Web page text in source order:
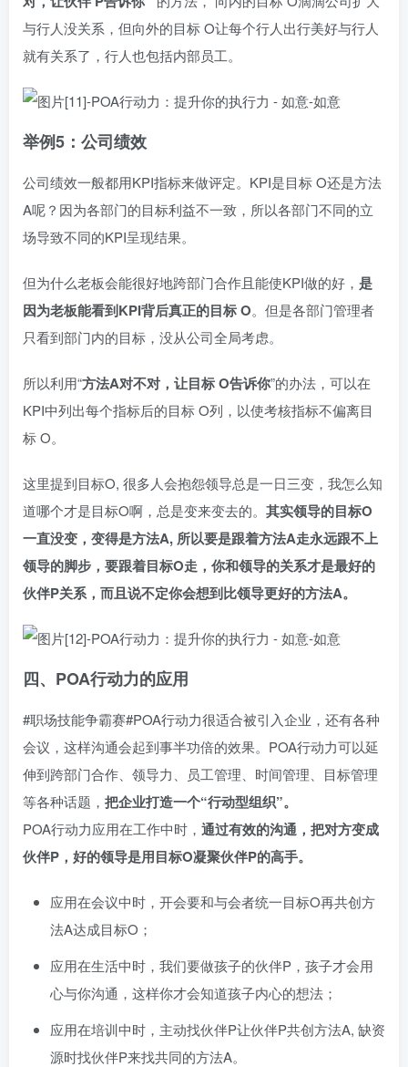
与行人没关系，但向外的目标 O让每个行人出行美好与行人
就有关系了，行人也包括内部员工。
举例5：公司绩效
公司绩效一般都用KPI指标来做评定。KPI是目标 O还是方法
A呢？因为各部门的目标利益不一致，所以各部门不同的立
场导致不同的KPI呈现结果。
但为什么老板会能很好地跨部门合作且能使KPI做的好， 是
因为老板能看到KPI背后真正的目标 O。但是各部门管理者
只看到部门内的目标，没从公司全局考虑。
所以利用“方法A对不对，让目标 O告诉你”的办法，可以在
KPI中列出每个指标后的目标 O列，以使考核指标不偏离目
标 O。
这里提到目标O, 很多人会抱怨领导总是一日三变，我怎么知
道哪个才是目标O啊，总是变来变去的。 其实领导的目标O
一直没变，变得是方法A, 所以要是跟着方法A走永远跟不上
领导的脚步，要跟着目标O走，你和领导的关系才是最好的
伙伴P关系，而且说不定你会想到比领导更好的方法A。
四、POA行动力的应用
#职场技能争霸赛#POA行动力很适合被引入企业，还有各种
会议，这样沟通会起到事半功倍的效果。POA行动力可以延
伸到跨部门合作、领导力、员工管理、时间管理、目标管理
等各种话题， 把企业打造一个“行动型组织”。
POA行动力应用在工作中时， 通过有效的沟通，把对方变成
伙伴P，好的领导是用目标O凝聚伙伴P的高手。
应用在会议中时，开会要和与会者统一目标O再共创方
法A达成目标O；
应用在生活中时，我们要做孩子的伙伴P，孩子才会用
心与你沟通，这样你才会知道孩子内心的想法；
应用在培训中时，主动找伙伴P让伙伴P共创方法A, 缺资
源时找伙伴P来找共同的方法A。